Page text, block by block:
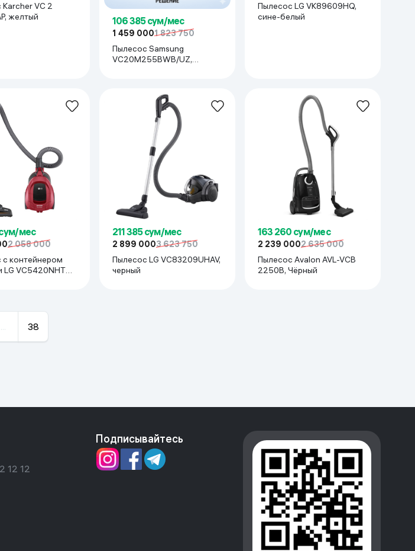
VC 2
желтый
106 385 сум/мес
1 459 0001 823 750
Пылесос Samsung
VC20M255BWB/UZ,
Пылесос LG VK89609HQ,
сине-белый
мес
2 058 000
контейнером
LG VC5420NHTR,
211 385 сум/мес
2 899 0003 623 750
Пылесос LG VC83209UHAV,
черный
163 260 сум/мес
2 239 0002 635 000
Пылесос Avalon AVL-VCB
2250B, Чёрный
... 38
12 12
Подписывайтесь